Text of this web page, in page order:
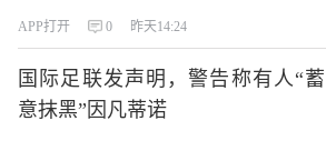
APP打开 0 昨天14:24
国际足联发声明，警告称有人“蓄
意抹黑”因凡蒂诺